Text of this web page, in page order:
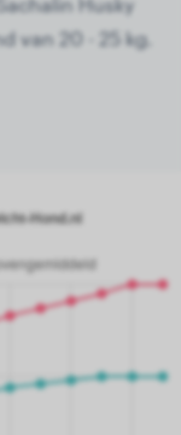
van 20 - 25 kg.